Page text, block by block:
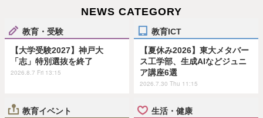
NEWS CATEGORY
教育・受験
【大学受験2027】神戸大
「志」特別選抜を終了
2026.8.7 Fri 13:15
教育ICT
【夏休み2026】東大メタバー
ス工学部、生成AIなどジュニ
ア講座6選
2026.7.30 Thu 11:15
教育イベント 生活・健康